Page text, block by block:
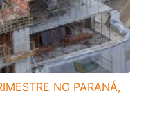
NO PARANÁ,